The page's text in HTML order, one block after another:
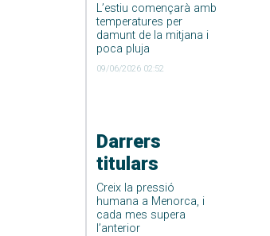
L’estiu començarà amb
temperatures per
damunt de la mitjana i
poca pluja
09/06/2026 02:52
Darrers
titulars
Creix la pressió
humana a Menorca, i
cada mes supera
l’anterior